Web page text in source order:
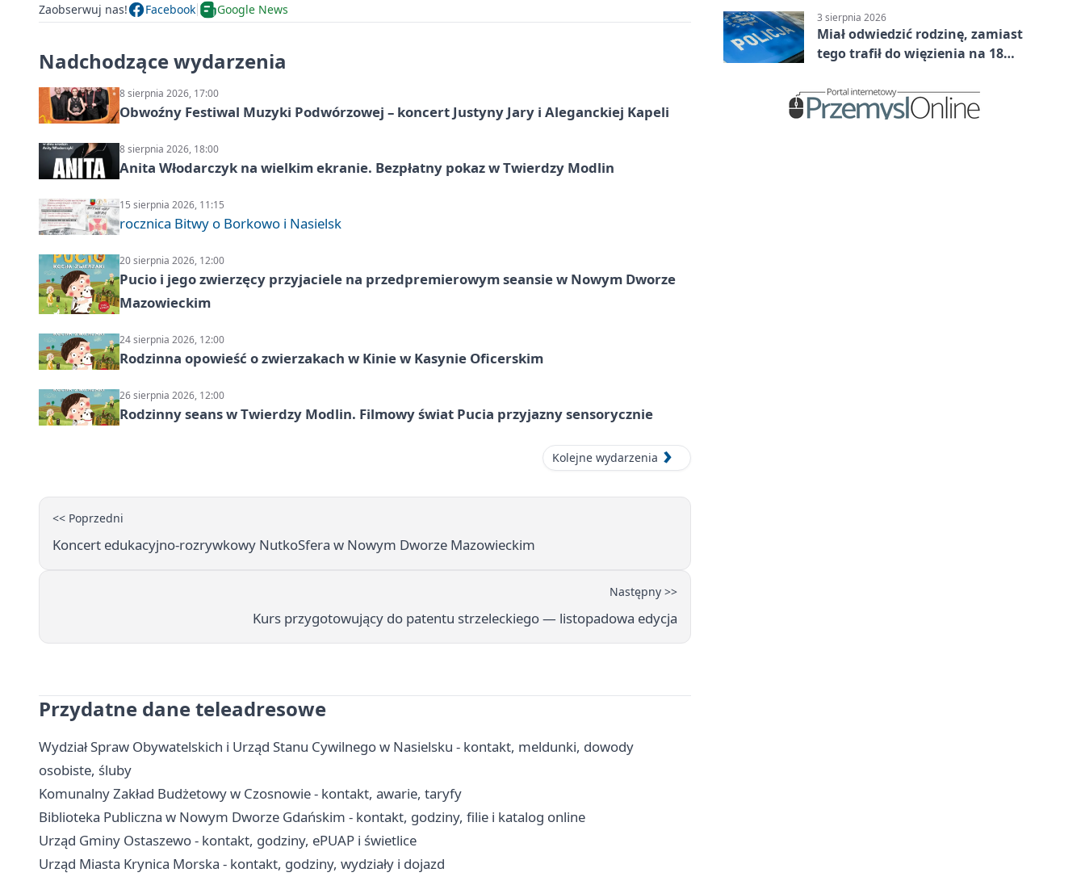
Zaobserwuj nas! Facebook Google News
Nadchodzące wydarzenia
8 sierpnia 2026, 17:00
Obwoźny Festiwal Muzyki Podwórzowej – koncert Justyny Jary i Aleganckiej Kapeli
8 sierpnia 2026, 18:00
Anita Włodarczyk na wielkim ekranie. Bezpłatny pokaz w Twierdzy Modlin
15 sierpnia 2026, 11:15
rocznica Bitwy o Borkowo i Nasielsk
20 sierpnia 2026, 12:00
Pucio i jego zwierzęcy przyjaciele na przedpremierowym seansie w Nowym Dworze
Mazowieckim
24 sierpnia 2026, 12:00
Rodzinna opowieść o zwierzakach w Kinie w Kasynie Oficerskim
26 sierpnia 2026, 12:00
Rodzinny seans w Twierdzy Modlin. Filmowy świat Pucia przyjazny sensorycznie
Kolejne wydarzenia
<< Poprzedni
Koncert edukacyjno-rozrywkowy NutkoSfera w Nowym Dworze Mazowieckim
Następny >>
Kurs przygotowujący do patentu strzeleckiego — listopadowa edycja
Przydatne dane teleadresowe
Wydział Spraw Obywatelskich i Urząd Stanu Cywilnego w Nasielsku - kontakt, meldunki, dowody
osobiste, śluby
Komunalny Zakład Budżetowy w Czosnowie - kontakt, awarie, taryfy
Biblioteka Publiczna w Nowym Dworze Gdańskim - kontakt, godziny, filie i katalog online
Urząd Gminy Ostaszewo - kontakt, godziny, ePUAP i świetlice
Urząd Miasta Krynica Morska - kontakt, godziny, wydziały i dojazd
3 sierpnia 2026
Miał odwiedzić rodzinę, zamiast
tego trafił do więzienia na 18